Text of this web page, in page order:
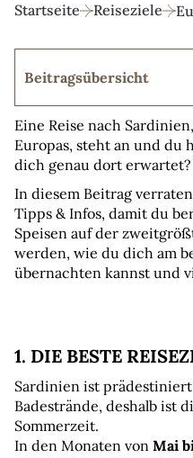
Startseite Reiseziele
Eine Reise nach
Europas, steht an und du
dich genau dort erwartet?
In diesem Beitrag
Tipps & Infos, damit du
Speisen auf der
werden, wie du dich am
übernachten kannst und
1. DIE BESTE
Sardinien ist
Badestrände, deshalb ist
Sommerzeit.
In den Monaten von Mai
Beitragsübersicht